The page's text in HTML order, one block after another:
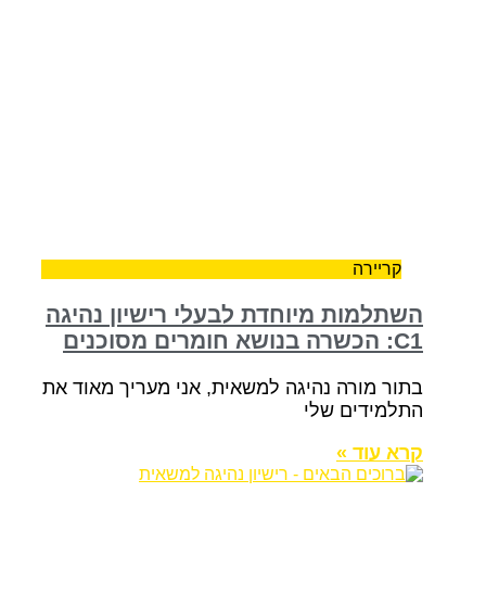
קריירה
השתלמות מיוחדת לבעלי רישיון נהיגה
C1: הכשרה בנושא חומרים מסוכנים
בתור מורה נהיגה למשאית, אני מעריך מאוד את
התלמידים שלי
קרא עוד »